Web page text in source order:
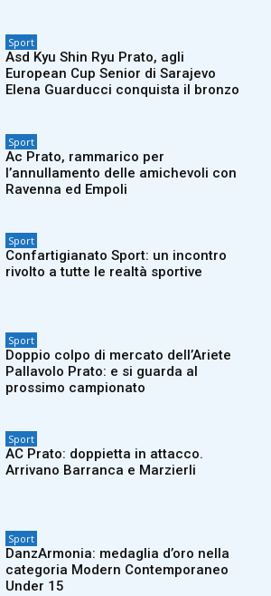
Sport
Asd Kyu Shin Ryu Prato, agli
European Cup Senior di Sarajevo
Elena Guarducci conquista il bronzo
Sport
Ac Prato, rammarico per
l’annullamento delle amichevoli con
Ravenna ed Empoli
Sport
Confartigianato Sport: un incontro
rivolto a tutte le realtà sportive
Sport
Doppio colpo di mercato dell’Ariete
Pallavolo Prato: e si guarda al
prossimo campionato
Sport
AC Prato: doppietta in attacco.
Arrivano Barranca e Marzierli
Sport
DanzArmonia: medaglia d’oro nella
categoria Modern Contemporaneo
Under 15